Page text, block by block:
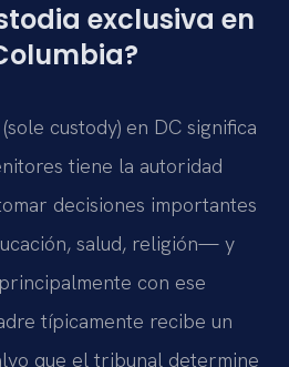
exclusiva en
custody) en DC significa
tiene la autoridad
decisiones importantes
salud, religión— y
con ese
típicamente recibe un
que el tribunal determine